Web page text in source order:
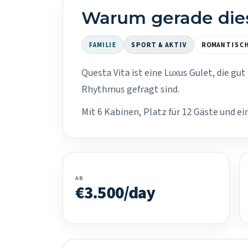
Warum gerade
FAMILIE SPORT & AKTIV ROMANTISCH
Questa Vita ist eine Luxus Gulet, die
Rhythmus gefragt sind.
Mit 6 Kabinen, Platz für 12 Gäste und
AB
€3.500/day